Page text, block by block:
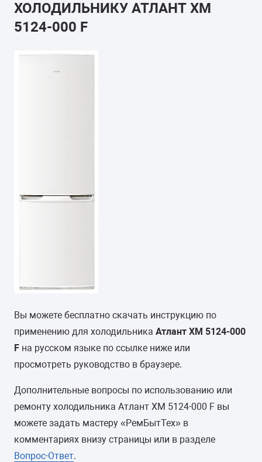
ХОЛОДИЛЬНИКУ АТЛАНТ ХМ
5124-000 F
Вы можете бесплатно скачать инструкцию по
применению для холодильника Атлант ХМ 5124-000
F на русском языке по ссылке ниже или
просмотреть руководство в браузере.
Дополнительные вопросы по использованию или
ремонту холодильника Атлант ХМ 5124-000 F вы
можете задать мастеру «РемБытТех» в
комментариях внизу страницы или в разделе
Вопрос-Ответ.